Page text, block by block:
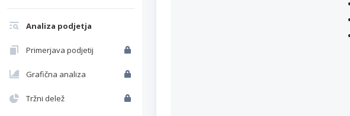
Analiza podjetja
Primerjava podjetij
Grafična analiza
Tržni delež